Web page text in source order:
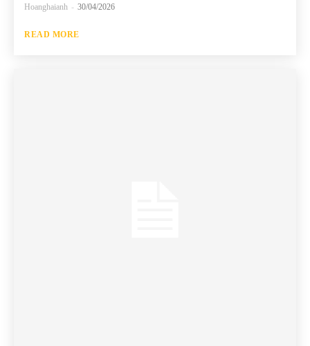
Hoanghaianh - 30/04/2026
READ MORE